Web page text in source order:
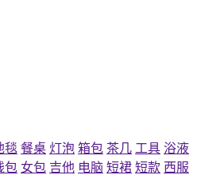
毯 餐桌 灯泡 箱包 茶几 工具 浴液
包 女包 吉他 电脑 短裙 短款 西服